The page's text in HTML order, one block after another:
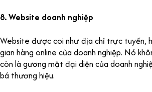
8. Website doanh nghiệp
Website được coi như địa chỉ trực tuyến,
gian hàng online của doanh nghiệp. Nó
còn là gương mặt đại diện của doanh
bá thương hiệu.